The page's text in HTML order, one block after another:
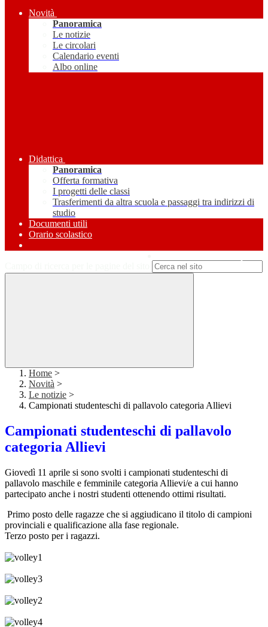
Novità
Panoramica
Le notizie
Le circolari
Calendario eventi
Albo online
Didattica
Panoramica
Offerta formativa
I progetti delle classi
Trasferimenti da altra scuola e passaggi tra indirizzi di
studio
Documenti utili
Orario scolastico
Home >
Novità >
Le notizie >
Campionati studenteschi di pallavolo categoria Allievi
Campionati studenteschi di pallavolo
categoria Allievi
Giovedì 11 aprile si sono svolti i campionati studenteschi di
pallavolo maschile e femminile categoria Allievi/e a cui hanno
partecipato anche i nostri studenti ottenendo ottimi risultati.
Primo posto delle ragazze che si aggiudicano il titolo di campioni
provinciali e qualificazione alla fase regionale.
Terzo posto per i ragazzi.